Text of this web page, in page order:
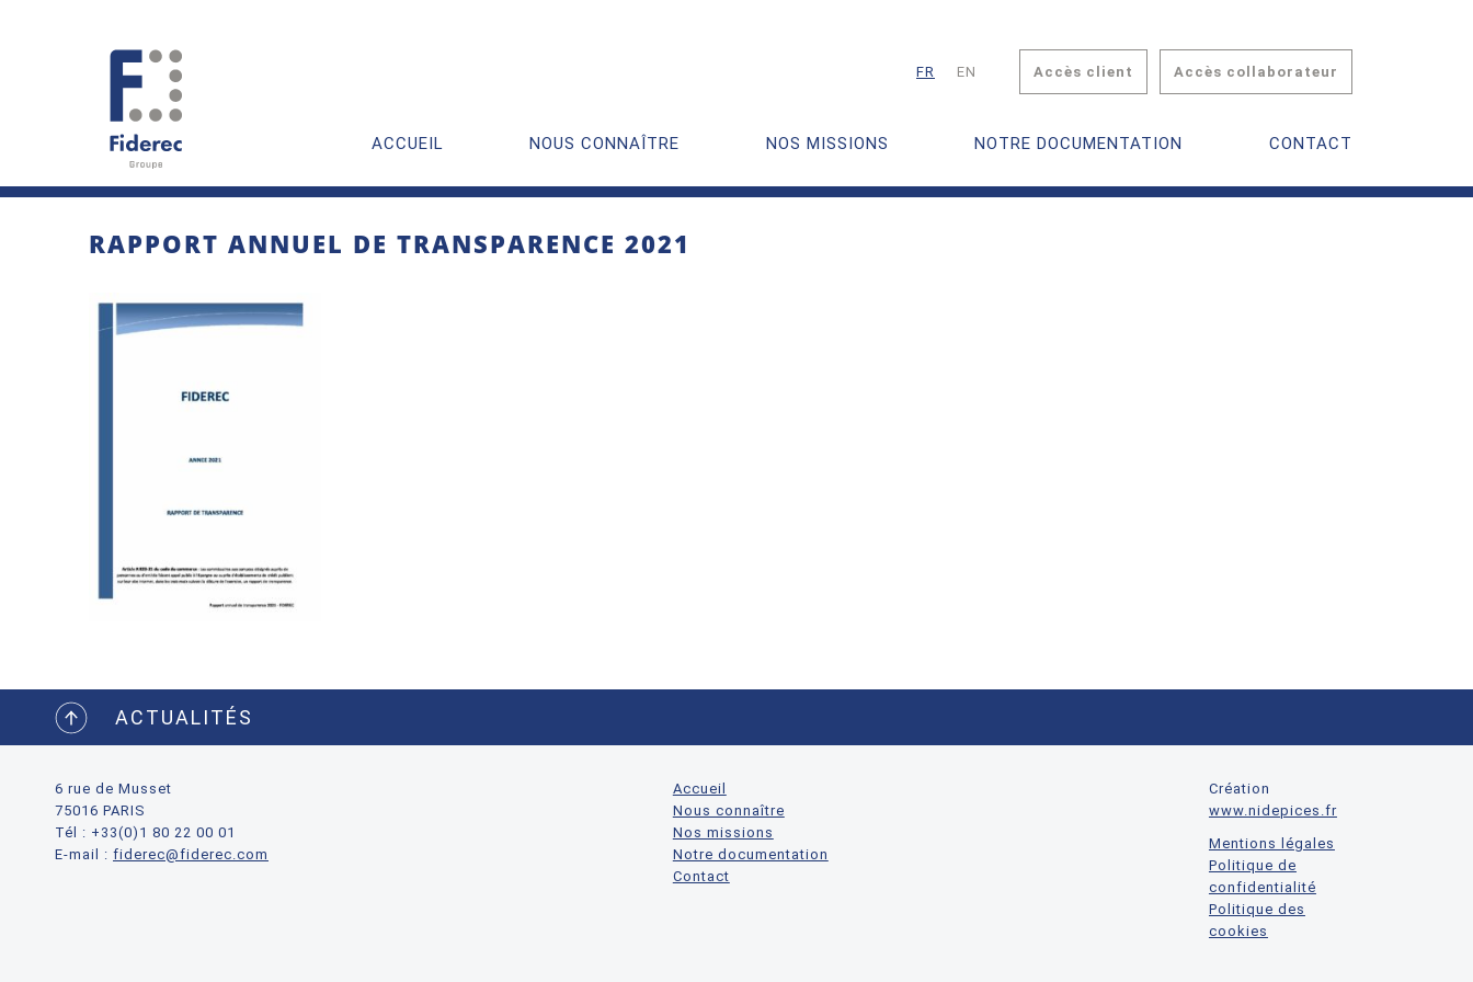
FR EN Accès client Accès collaborateur
ACCUEIL NOUS CONNAÎTRE NOS MISSIONS NOTRE DOCUMENTATION CONTACT
RAPPORT ANNUEL DE TRANSPARENCE 2021
ACTUALITÉS
6 rue de Musset
75016 PARIS
Tél : +33(0)1 80 22 00 01
E-mail : fiderec@fiderec.com
Accueil
Nous connaître
Nos missions
Notre documentation
Contact
Création
www.nidepices.fr
Mentions légales
Politique de
confidentialité
Politique des
cookies